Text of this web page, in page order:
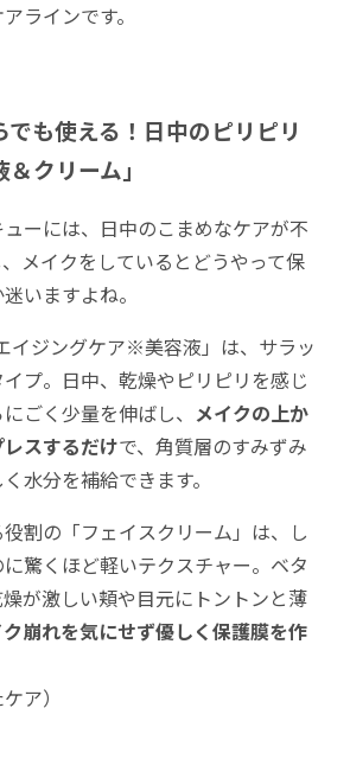
ラインです。
でも使える！日中のピリピリ
クリーム」
ーには、日中のこまめなケアが不
メイクをしているとどうやって保
いますよね。
イジングケア※美容液」は、サラッ
プ。日中、乾燥やピリピリを感じ
ごく少量を伸ばし、 メイクの上か
スするだけで、角質層のすみずみ
水分を補給できます。
割の「フェイスクリーム」は、し
驚くほど軽いテクスチャー。ベタ
が激しい頬や目元にトントンと薄
崩れを気にせず優しく保護膜を作
ア）